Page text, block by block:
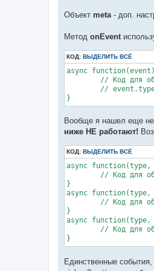
await
await
await
await
await
await
//Настройка
await
await
await
// Вторым параметром
// В данном случае по
await
//Конфигурирование
//Кластер,
await
await
await
await
await
Объект meta - доп.
Метод onEvent
КОД: ВЫДЕЛИТЬ ВСЁ
async
}
Вообще я нашел еще
ниже НЕ работают!
КОД: ВЫДЕЛИТЬ ВСЁ
async
}
async
}
async
}
Единственные